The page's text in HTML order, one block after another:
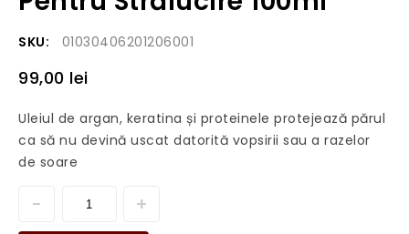
SKU: 01030406201206001
99,00 lei
Uleiul de argan, keratina și proteinele protejează părul
ca să nu devină uscat datorită vopsirii sau a razelor
de soare